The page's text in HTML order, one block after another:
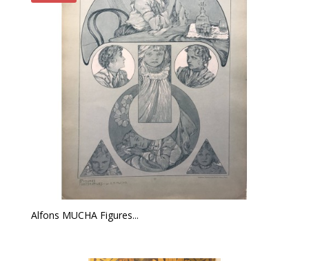
Alfons MUCHA Figures...